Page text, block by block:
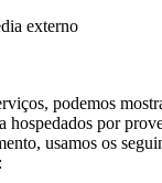
externo
podemos
hospedados por
usamos os